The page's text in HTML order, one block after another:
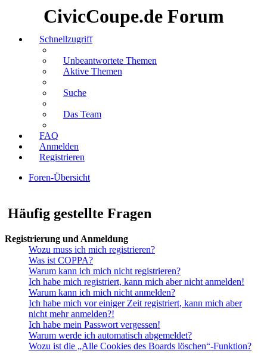
CivicCoupe.de Forum
Schnellzugriff
Unbeantwortete Themen
Aktive Themen
Suche
Das Team
FAQ
Anmelden
Registrieren
Foren-Übersicht
Häufig gestellte Fragen
Registrierung und Anmeldung
Wozu muss ich mich registrieren?
Was ist COPPA?
Warum kann ich mich nicht registrieren?
Ich habe mich registriert, kann mich aber nicht anmelden!
Warum kann ich mich nicht anmelden?
Ich habe mich vor einiger Zeit registriert, kann mich aber
nicht mehr anmelden?!
Ich habe mein Passwort vergessen!
Warum werde ich automatisch abgemeldet?
Wozu ist die „Alle Cookies des Boards löschen“-Funktion?